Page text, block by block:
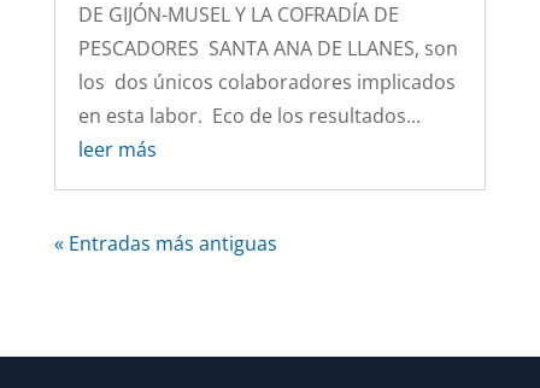
DE GIJÓN-MUSEL Y LA COFRADÍA DE
PESCADORES SANTA ANA DE LLANES, son
los dos únicos colaboradores implicados
en esta labor. Eco de los resultados...
leer más
« Entradas más antiguas